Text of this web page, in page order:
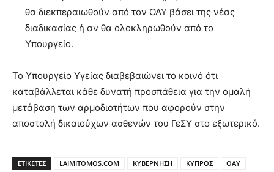
θα διεκπεραιωθούν από τον ΟΑΥ βάσει της νέας
διαδικασίας ή αν θα ολοκληρωθούν από το
Υπουργείο.
Το Υπουργείο Υγείας διαβεβαιώνει το κοινό ότι
καταβάλλεται κάθε δυνατή προσπάθεια για την ομαλή
μετάβαση των αρμοδιοτήτων που αφορούν στην
αποστολή δικαιούχων ασθενών του ΓεΣΥ στο εξωτερικό.
ΕΤΙΚΕΤΕΣ LAIMITOMOS.COM ΚΥΒΕΡΝΗΣΗ ΚΥΠΡΟΣ ΟΑΥ